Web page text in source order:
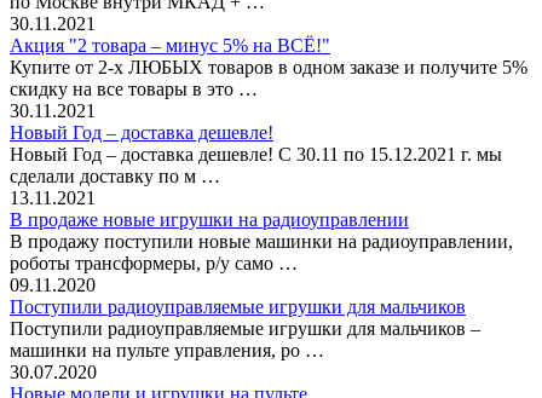
30.11.2021
Акция "2 товара – минус 5% на ВСЁ!"
Купите от 2-х ЛЮБЫХ товаров в одном заказе и получите 5%
скидку на все товары в это …
30.11.2021
Новый Год – доставка дешевле!
Новый Год – доставка дешевле! С 30.11 по 15.12.2021 г. мы
сделали доставку по м …
13.11.2021
В продаже новые игрушки на радиоуправлении
В продажу поступили новые машинки на радиоуправлении,
роботы трансформеры, р/у само …
09.11.2020
Поступили радиоуправляемые игрушки для мальчиков
Поступили радиоуправляемые игрушки для мальчиков –
машинки на пульте управления, ро …
30.07.2020
Новые модели и игрушки на пульте